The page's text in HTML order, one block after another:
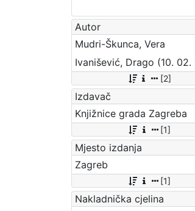
Autor
Mudri-Škunca, Vera
[2]
Izdavač
Knjižnice grada Zagreba
[1]
Mjesto izdanja
Zagreb
[1]
Nakladnička cjelina